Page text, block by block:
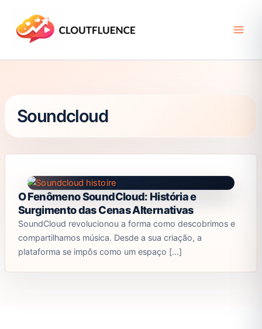
Soundcloud
O Fenômeno SoundCloud: História e
Surgimento das Cenas Alternativas
SoundCloud revolucionou a forma como descobrimos e
compartilhamos música. Desde a sua criação, a
plataforma se impôs como um espaço […]